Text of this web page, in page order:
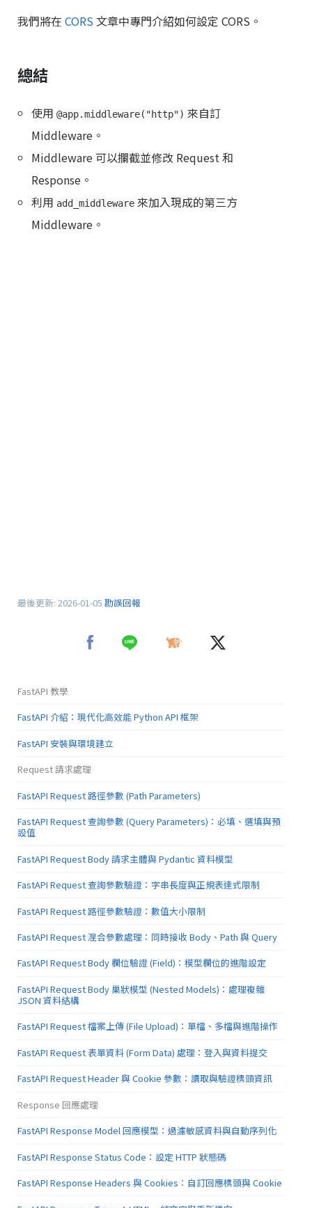
我們將在 CORS 文章中專門介紹如何設定 CORS。
總結
使用 @app.middleware("http") 來自訂
Middleware。
Middleware 可以攔截並修改 Request 和
Response。
利用 add_middleware 來加入現成的第三方
Middleware。
最後更新: 2026-01-05 勘誤回報
FastAPI 教學
FastAPI 介紹：現代化高效能 Python API 框架
FastAPI 安裝與環境建立
Request 請求處理
FastAPI Request 路徑參數 (Path Parameters)
FastAPI Request 查詢參數 (Query Parameters)：必填、選填與預
設值
FastAPI Request Body 請求主體與 Pydantic 資料模型
FastAPI Request 查詢參數驗證：字串長度與正規表達式限制
FastAPI Request 路徑參數驗證：數值大小限制
FastAPI Request 混合參數處理：同時接收 Body、Path 與 Query
FastAPI Request Body 欄位驗證 (Field)：模型欄位的進階設定
FastAPI Request Body 巢狀模型 (Nested Models)：處理複雜
JSON 資料結構
FastAPI Request 檔案上傳 (File Upload)：單檔、多檔與進階操作
FastAPI Request 表單資料 (Form Data) 處理：登入與資料提交
FastAPI Request Header 與 Cookie 參數：讀取與驗證標頭資訊
Response 回應處理
FastAPI Response Model 回應模型：過濾敏感資料與自動序列化
FastAPI Response Status Code：設定 HTTP 狀態碼
FastAPI Response Headers 與 Cookies：自訂回應標頭與 Cookie